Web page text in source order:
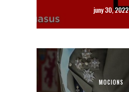
juny 30, 2022
MOCIONS